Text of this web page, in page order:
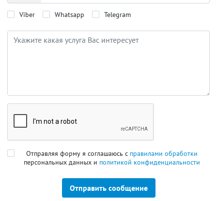
Viber Whatsapp Telegram
Отправляя форму я соглашаюсь с правилами обработки
персональных данных и политикой конфиденциальности
Отправить сообщение